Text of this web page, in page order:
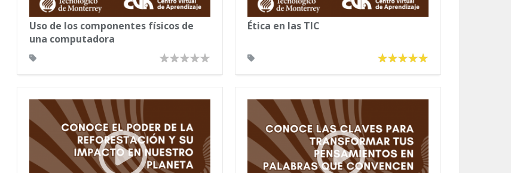
Uso de los componentes físicos de
una computadora
Ética en las TIC